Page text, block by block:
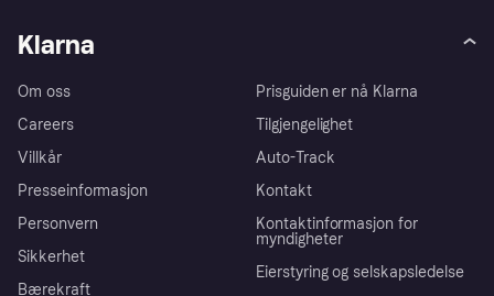
Klarna
Om oss
Careers
Villkår
Presseinformasjon
Personvern
Sikkerhet
Bærekraft
Prisguiden er nå Klarna
Tilgjengelighet
Auto-Track
Kontakt
Kontaktinformasjon for
myndigheter
Eierstyring og selskapsledelse